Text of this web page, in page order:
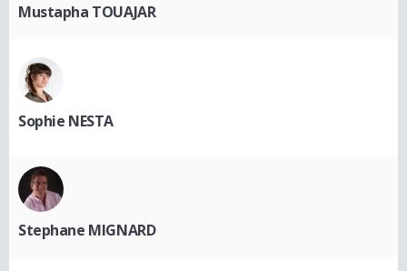
Mustapha TOUAJAR
Sophie NESTA
Stephane MIGNARD